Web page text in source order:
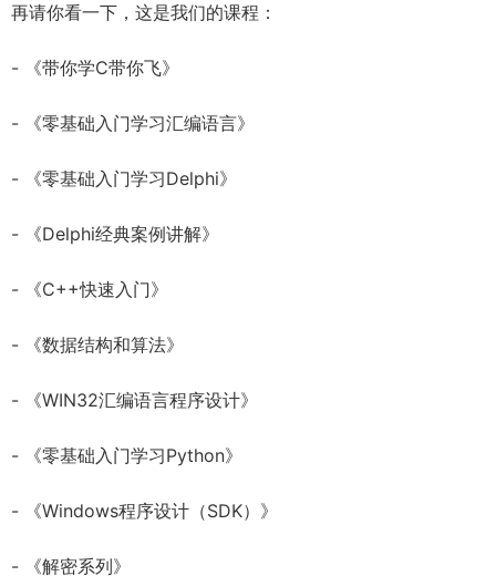
再请你看一下，这是我们的课程：
- 《带你学C带你飞》
- 《零基础入门学习汇编语言》
- 《零基础入门学习Delphi》
- 《Delphi经典案例讲解》
- 《C++快速入门》
- 《数据结构和算法》
- 《WIN32汇编语言程序设计》
- 《零基础入门学习Python》
- 《Windows程序设计（SDK）》
- 《解密系列》